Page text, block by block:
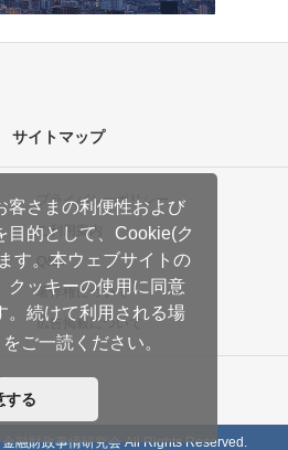
客さまの利便性および
目的として、Cookie(ク
す。本ウェブサイトの
クッキーの使用に同意
。続けて利用される場
をご一読ください。
する
サイトマップ
プライバシーポリシー
ご利用案内
Q&A
著作権について
広告掲載について
元町19
融財政事情研究会 All Rights Reserved.